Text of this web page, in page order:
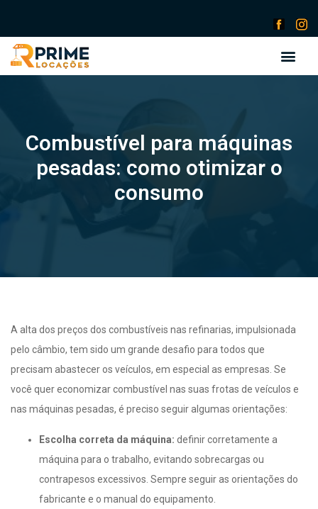
Combustível para máquinas
pesadas: como otimizar o
consumo
A alta dos preços dos combustíveis nas refinarias, impulsionada
pelo câmbio, tem sido um grande desafio para todos que
precisam abastecer os veículos, em especial as empresas. Se
você quer economizar combustível nas suas frotas de veículos e
nas máquinas pesadas, é preciso seguir algumas orientações:
Escolha correta da máquina: definir corretamente a
máquina para o trabalho, evitando sobrecargas ou
contrapesos excessivos. Sempre seguir as orientações do
fabricante e o manual do equipamento.